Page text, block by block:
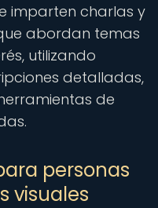
imparten charlas y
abordan temas
utilizando
detalladas,
de
personas
visuales